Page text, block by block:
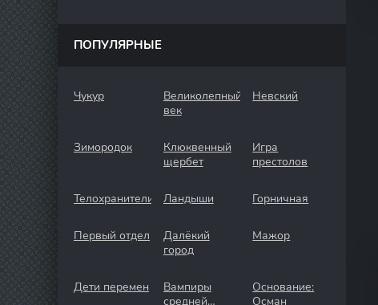
ПОПУЛЯРНЫЕ
Чукур
Великолепный
век
Невский
Зимородок
Клюквенный
щербет
Игра
престолов
Телохранители Ландыши Горничная
Первый отдел
Далёкий
город
Мажор
Дети перемен
Вампиры
средней
Основание:
Осман